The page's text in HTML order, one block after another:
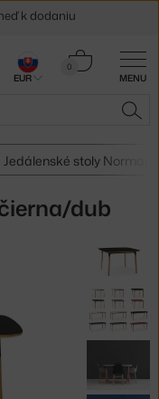
MENU
0
Košík
Jedálenské stoly
dub
EUR